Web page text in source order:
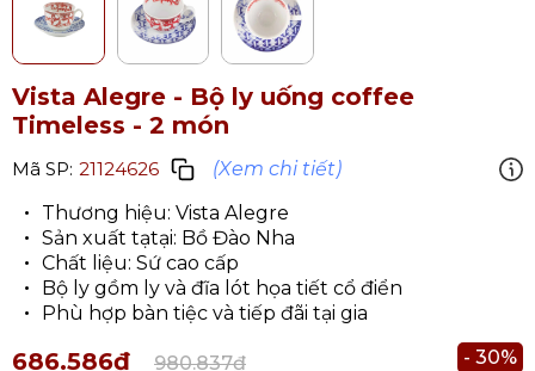
Vista Alegre - Bộ ly uống coffee
Timeless - 2 món
Mã SP: 21124626
(Xem chi tiết)
Thương hiệu: Vista Alegre
Sản xuất tạtại: Bồ Đào Nha
Chất liệu: Sứ cao cấp
Bộ ly gồm ly và đĩa lót họa tiết cổ điển
Phù hợp bàn tiệc và tiếp đãi tại gia
686.586₫ 980.837₫ - 30%